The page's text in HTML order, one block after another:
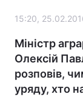
15:20,
Міністр
Олексій
розповів,
уряду, хто